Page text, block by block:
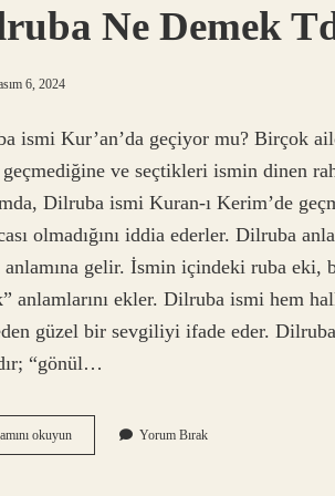
Ne Demek
6, 2024
ismi Kur’an’da geçiyor mu? Birçok
ve seçtikleri ismin dinen
Dilruba ismi Kuran-ı Kerim’de
olmadığını iddia ederler. Dilruba
anlamına gelir. İsmin içindeki ruba eki,
anlamlarını ekler. Dilruba ismi hem
güzel bir sevgiliyi ifade eder.
“gönül…
okuyunDilruba
Ne
Yorum Bırak